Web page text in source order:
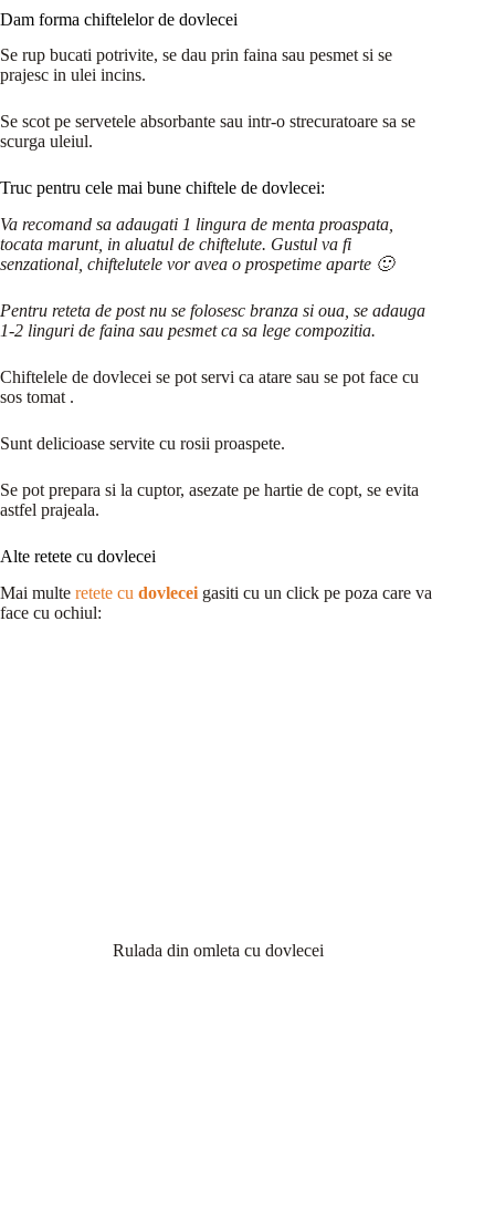
Dam forma chiftelelor de dovlecei
Se rup bucati potrivite, se dau prin faina sau pesmet si se
prajesc in ulei incins.
Se scot pe servetele absorbante sau intr-o strecuratoare sa se
scurga uleiul.
Truc pentru cele mai bune chiftele de dovlecei:
Va recomand sa adaugati 1 lingura de menta proaspata,
tocata marunt, in aluatul de chiftelute. Gustul va fi
senzational, chiftelutele vor avea o prospetime aparte 🙂
Pentru reteta de post nu se folosesc branza si oua, se adauga
1-2 linguri de faina sau pesmet ca sa lege compozitia.
Chiftelele de dovlecei se pot servi ca atare sau se pot face cu
sos tomat .
Sunt delicioase servite cu rosii proaspete.
Se pot prepara si la cuptor, asezate pe hartie de copt, se evita
astfel prajeala.
Alte retete cu dovlecei
Mai multe retete cu dovlecei gasiti cu un click pe poza care va
face cu ochiul:
Rulada din omleta cu dovlecei